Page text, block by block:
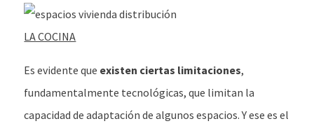
LA COCINA
Es evidente que existen ciertas limitaciones,
fundamentalmente tecnológicas, que limitan la
capacidad de adaptación de algunos espacios. Y ese es el